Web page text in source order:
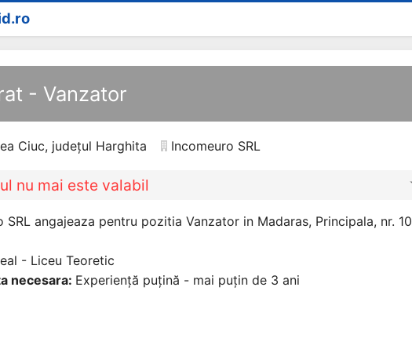
- Vanzator
Ciuc, județul Harghita Incomeuro SRL
nu mai este valabil
SRL angajeaza pentru pozitia Vanzator in Madaras, Principala, nr. 10
- Liceu Teoretic
necesara: Experiență puțină - mai puțin de 3 ani